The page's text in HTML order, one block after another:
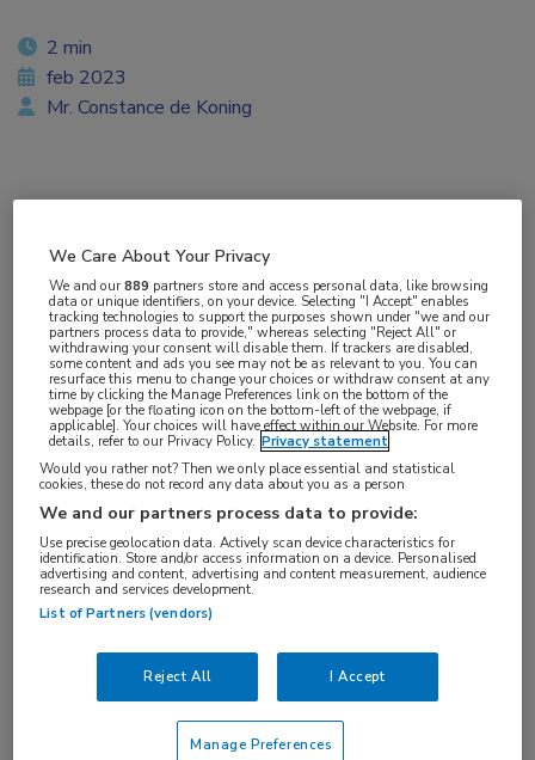
Hoewel het gebruik van doxycycline na
onbeschermde seks bij transgendervrouwen en
bij mannen die seks hebben met mannen, de
overdracht van seksueel overdraagbare
aandoeningen kan voorkomen, lijkt dit niet het
geval te zijn bij cisgender vrouwen.
2 min
feb 2023
Mr. Constance de Koning
Vakgebieden:
Aandachtsgebieden:
Antibioticaresistentie ,Bacteriële infecties ,
Schimmelinfecties,SOA,Venereologie
Tags:
doxycycline
postexpositieprofylaxe,sekseverschillen
transgender
We Care About Your Privacy
We and our889 partners store and access personal data, like browsing
data or unique identifiers, on your device. Selecting "I Accept" enables
tracking technologies to support the purposes shown under "we and our
partners process data to provide," whereas selecting "Reject All" or
withdrawing your consent will disable them. If trackers are disabled,
some content and ads you see may not be as relevant to you. You can
resurface this menu to change your choices or withdraw consent at any
time by clicking the Manage Preferences link on the bottom of the
webpage [or the floating icon on the bottom-left of the webpage, if
applicable]. Your choices will have effect within our Website. For more
details, refer to our Privacy Policy. Privacy statement
Would you rather not? Then we only place essential and statistical
cookies, these do not record any data about you as a person
We and our partners process data to provide:
Use precise geolocation data. Actively scan device characteristics for
identification. Store and/or access information on a device. Personalised
advertising and content, advertising and content measurement, audience
research and services development.
List of Partners (vendors)
Reject All I Accept
Manage Preferences